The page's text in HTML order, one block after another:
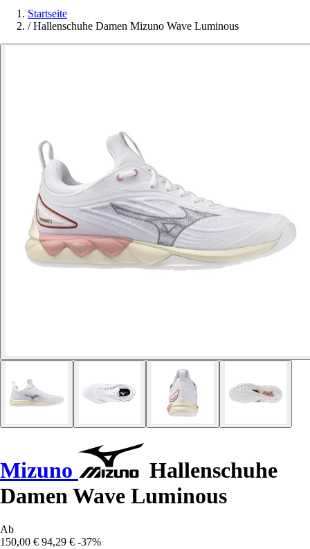
Startseite
/ Hallenschuhe Damen Mizuno Wave Luminous
Mizuno
Hallenschuhe
Damen Wave Luminous
Ab
150,00 € 94,29 € -37%